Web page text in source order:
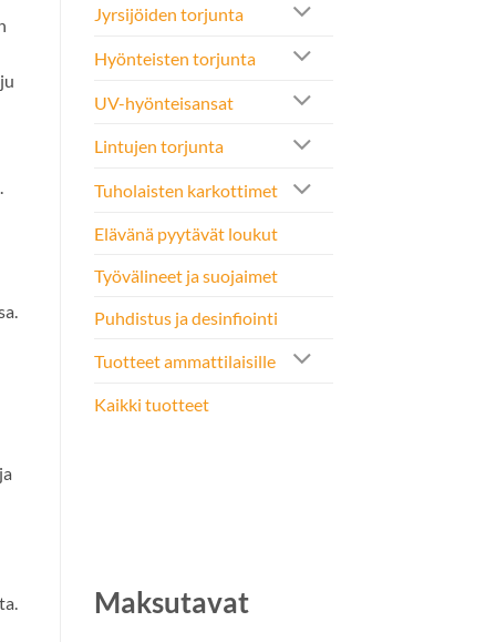
Jyrsijöiden torjunta
Hyönteisten torjunta
UV-hyönteisansat
Lintujen torjunta
Tuholaisten karkottimet
Elävänä pyytävät loukut
Työvälineet ja suojaimet
Puhdistus ja desinfiointi
Tuotteet ammattilaisille
Kaikki tuotteet
Maksutavat